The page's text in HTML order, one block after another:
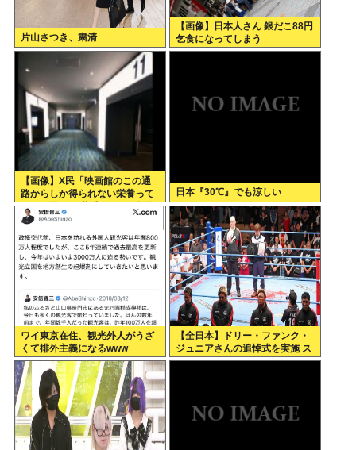
片山さつき、粛清
【画像】日本人さん 銀だこ88円
乞食になってしまう
【画像】X民「映画館のこの通
路からしか得られない栄養って
あると思う」 共感できると話題
にwww
日本『30℃』でも涼しい
ワイ東京在住、観光外人がうざ
くて排外主義になるwww
【全日本】ドリー・ファンク・
ジュニアさんの追悼式を実施 ス
ピニング・トー・ホールドも流